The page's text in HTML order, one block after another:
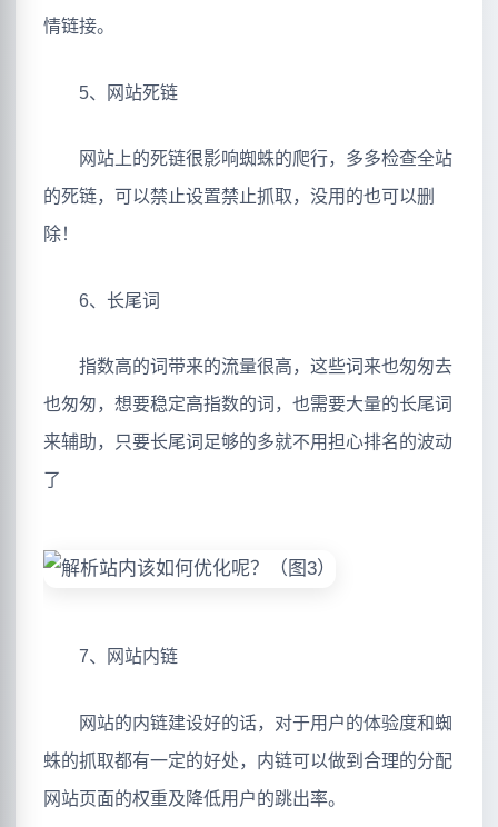
情链接。
5、网站死链
网站上的死链很影响蜘蛛的爬行，多多检查全站
的死链，可以禁止设置禁止抓取，没用的也可以删
除！
6、长尾词
指数高的词带来的流量很高，这些词来也匆匆去
也匆匆，想要稳定高指数的词，也需要大量的长尾词
来辅助，只要长尾词足够的多就不用担心排名的波动
了
7、网站内链
网站的内链建设好的话，对于用户的体验度和蜘
蛛的抓取都有一定的好处，内链可以做到合理的分配
网站页面的权重及降低用户的跳出率。